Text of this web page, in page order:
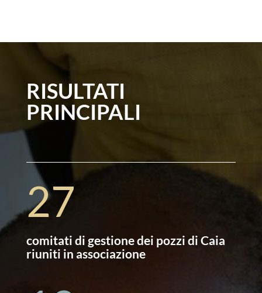
RISULTATI
PRINCIPALI
27
comitati di gestione dei pozzi di Caia
riuniti in associazione